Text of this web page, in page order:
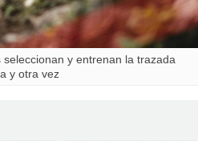
y entrenan la trazada
y otra vez